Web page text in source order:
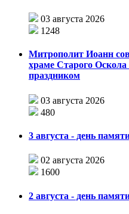
03 августа 2026
1248
Митрополит Иоанн
храме Старого Оскола
праздником
03 августа 2026
480
3 августа - день
02 августа 2026
1600
2 августа - день